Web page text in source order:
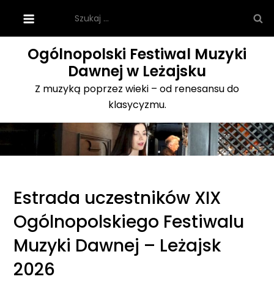
content
Ogólnopolski Festiwal Muzyki
Dawnej w Leżajsku
Z muzyką poprzez wieki – od renesansu do
klasycyzmu.
Estrada uczestników XIX
Ogólnopolskiego Festiwalu
Muzyki Dawnej – Leżajsk
2026